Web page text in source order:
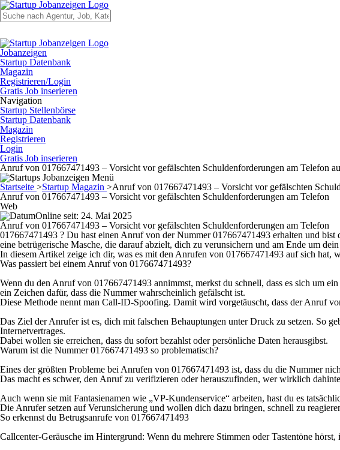
Jobanzeigen
Startup Datenbank
Magazin
Registrieren/Login
Gratis Job inserieren
Navigation
Startup Stellenbörse
Startup Datenbank
Magazin
Registrieren
Login
Gratis Job inserieren
Anruf von 017667471493 – Vorsicht vor gefälschten Schuldenforderungen am Telefon
Startseite >Startup Magazin >Anruf von 017667471493 – Vorsicht vor gefälschten
Anruf von 017667471493 – Vorsicht vor gefälschten Schuldenforderungen am Telefon
Web
Online seit: 24. Mai 2025
Anruf von 017667471493 – Vorsicht vor gefälschten Schuldenforderungen am Telefon
017667471493 ? Du hast einen Anruf von der Nummer 017667471493 erhalten und
eine betrügerische Masche, die darauf abzielt, dich zu verunsichern und am Ende um
In diesem Artikel zeige ich dir, was es mit den Anrufen von 017667471493 auf sich hat,
Was passiert bei einem Anruf von 017667471493?
Wenn du den Anruf von 017667471493 annimmst, merkst du schnell, dass es sich um
ein Zeichen dafür, dass die Nummer wahrscheinlich gefälscht ist.
Diese Methode nennt man Call-ID-Spoofing. Damit wird vorgetäuscht, dass der Anruf
Das Ziel der Anrufer ist es, dich mit falschen Behauptungen unter Druck zu setzen. So
Internetvertrages.
Dabei wollen sie erreichen, dass du sofort bezahlst oder persönliche Daten herausgibst.
Warum ist die Nummer 017667471493 so problematisch?
Eines der größten Probleme bei Anrufen von 017667471493 ist, dass du die Nummer
Das macht es schwer, den Anruf zu verifizieren oder herauszufinden, wer wirklich
Auch wenn sie mit Fantasienamen wie „VP-Kundenservice“ arbeiten, hast du es
Die Anrufer setzen auf Verunsicherung und wollen dich dazu bringen, schnell zu
So erkennst du Betrugsanrufe von 017667471493
Callcenter-Geräusche im Hintergrund: Wenn du mehrere Stimmen oder Tastentöne